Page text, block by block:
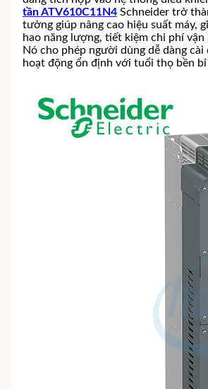
tần ATV610C11N4Schneider trở
tưởng giúp nâng cao hiệu suất máy,
hao năng lượng, tiết kiệm chi phí vận
Nó cho phép người dùng dễ dàng cài
hoạt động ổn định với tuổi thọ bền bỉ